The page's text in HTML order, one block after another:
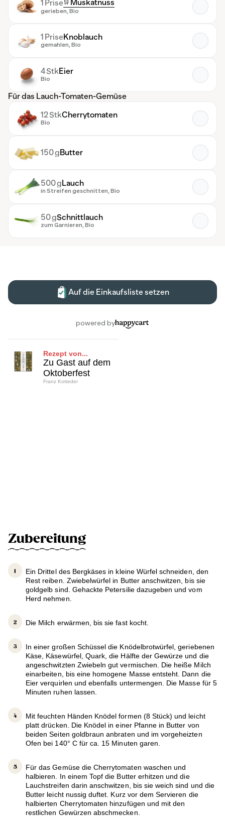
Rezept von...
Zu Gast auf dem
Oktoberfest
Franz Kotteder
Zubereitung
Ein Drittel des Bergkäses in kleine Würfel schneiden, den
Rest reiben. Zwiebelwürfel in Butter anschwitzen, bis sie
goldgelb sind. Gehackte Petersilie dazugeben und vom
Herd nehmen.
Die Milch erwärmen, bis sie fast kocht.
In einer großen Schüssel die Knödelbrotwürfel, geriebenen
Käse, Käsewürfel, Quark, die Hälfte der Gewürze und die
angeschwitzten Zwiebeln gut vermischen. Die heiße Milch
einarbeiten, bis eine homogene Masse entsteht. Dann die
Eier verquirlen und ebenfalls untermengen. Die Masse für 5
Minuten ruhen lassen.
Mit feuchten Händen Knödel formen (8 Stück) und leicht
platt drücken. Die Knödel in einer Pfanne in Butter von
beiden Seiten goldbraun anbraten und im vorgeheizten
Ofen bei 140° C für ca. 15 Minuten garen.
Für das Gemüse die Cherrytomaten waschen und
halbieren. In einem Topf die Butter erhitzen und die
Lauchstreifen darin anschwitzen, bis sie weich sind und die
Butter leicht nussig duftet. Kurz vor dem Servieren die
halbierten Cherrytomaten hinzufügen und mit den
restlichen Gewürzen abschmecken.